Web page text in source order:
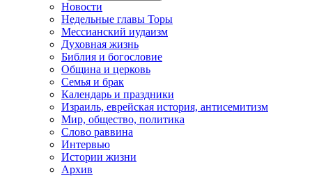
Новости
Недельные главы Торы
Мессианский иудаизм
Духовная жизнь
Библия и богословие
Община и церковь
Семья и брак
Календарь и праздники
Израиль, еврейская история, антисемитизм
Мир, общество, политика
Слово раввина
Интервью
Истории жизни
Архив